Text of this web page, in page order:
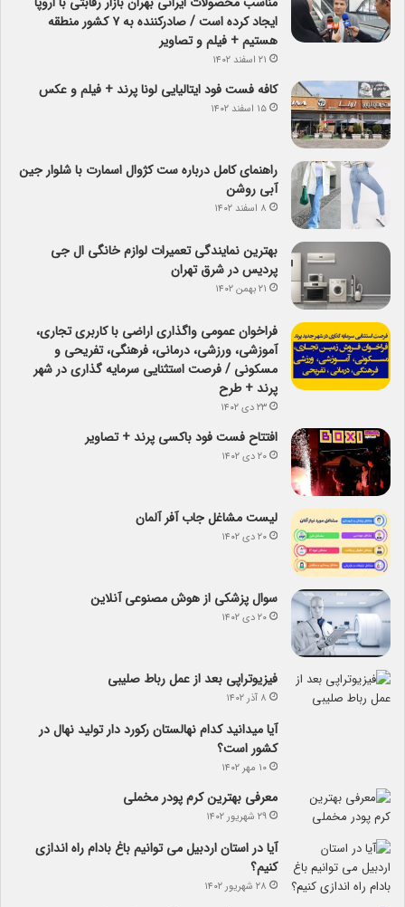
ایجاد کرده است / صادرکننده به ۷ کشور منطقه
هستیم + فیلم و تصاویر
۲۱ اسفند ۱۴۰۲
کافه فست فود ایتالیایی لونا پرند + فیلم و عکس
۱۵ اسفند ۱۴۰۲
راهنمای کامل درباره ست کژوال اسمارت با شلوار جین
آبی روشن
۸ اسفند ۱۴۰۲
بهترین نمایندگی تعمیرات لوازم خانگی ال جی
پردیس در شرق تهران
۲۱ بهمن ۱۴۰۲
فراخوان عمومی واگذاری اراضی با کاربری تجاری،
آموزشی، ورزشی، درمانی، فرهنگی، تفریحی و
مسکونی / فرصت استثنایی سرمایه گذاری در شهر
پرند + طرح
۲۳ دی ۱۴۰۲
افتتاح فست فود باکسی پرند + تصاویر
۲۰ دی ۱۴۰۲
لیست مشاغل جاب آفر آلمان
۲۰ دی ۱۴۰۲
سوال پزشکی از هوش مصنوعی آنلاین
۲۰ دی ۱۴۰۲
فیزیوتراپی بعد از عمل رباط صلیبی
۸ آذر ۱۴۰۲
آیا می­دانید کدام نهالستان رکورد دار تولید نهال­ در
کشور است؟
۱۰ مهر ۱۴۰۲
معرفی بهترین کرم پودر مخملی
۲۹ شهریور ۱۴۰۲
آیا در استان اردبیل می توانیم باغ بادام راه اندازی
کنیم؟
۲۸ شهریور ۱۴۰۲